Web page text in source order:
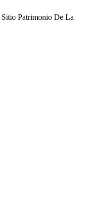
Patrimonio De La